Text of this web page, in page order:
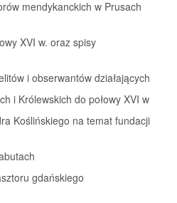
mendykanckich w Prusach
XVI w. oraz spisy
i obserwantów działających
i Królewskich do połowy XVI w
Koślińskiego na temat fundacji
gdańskiego